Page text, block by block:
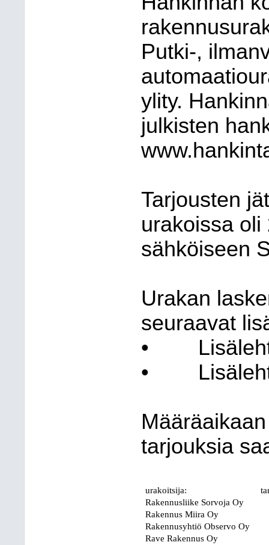
Putki-,
ylity.
julkisten
Tarjousten
urakoissa
sähköiseen
Urakan
seuraavat
•
•
tarjouksia
urakoitsija:
Rakennusliike Sorvoja Oy
Rakennus Miira Oy
Rakennusyhtiö Observo Oy
Rave Rakennus Oy